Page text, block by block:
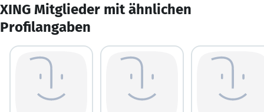
XING Mitglieder mit ähnlichen
Profilangaben